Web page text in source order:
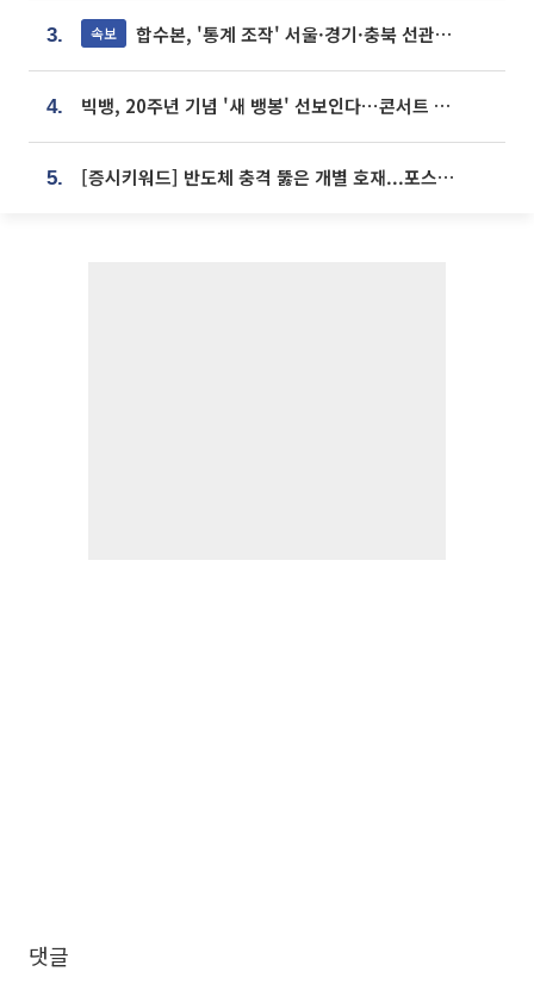
3. 속보 합수본, '통계 조작' 서울·경기·충북 선관위 등 추가 압수수색
4. 빅뱅, 20주년 기념 '새 뱅봉' 선보인다⋯콘서트 앞두고 팝업 개최
5. [증시키워드] 반도체 충격 뚫은 개별 호재...포스코퓨처엠·에코프로·한화솔루션 '눈길'
댓글